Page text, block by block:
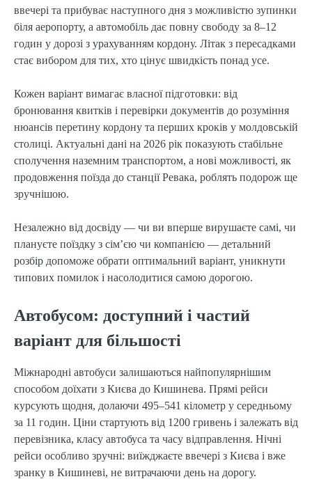
ввечері та прибуває наступного дня з можливістю зупинки
біля аеропорту, а автомобіль дає повну свободу за 8–12
годин у дорозі з урахуванням кордону. Літак з пересадками
стає вибором для тих, хто цінує швидкість понад усе.
Кожен варіант вимагає власної підготовки: від
бронювання квитків і перевірки документів до розуміння
нюансів перетину кордону та перших кроків у молдовській
столиці. Актуальні дані на 2026 рік показують стабільне
сполучення наземним транспортом, а нові можливості, як
продовження поїзда до станції Ревака, роблять подорож ще
зручнішою.
Незалежно від досвіду — чи ви вперше вирушаєте самі, чи
плануєте поїздку з сім’єю чи компанією — детальний
розбір допоможе обрати оптимальний варіант, уникнути
типових помилок і насолодитися самою дорогою.
Автобусом: доступний і частий
варіант для більшості
Міжнародні автобуси залишаються найпопулярнішим
способом доїхати з Києва до Кишинева. Прямі рейси
курсують щодня, долаючи 495–541 кілометр у середньому
за 11 годин. Ціни стартують від 1200 гривень і залежать від
перевізника, класу автобуса та часу відправлення. Нічні
рейси особливо зручні: виїжджаєте ввечері з Києва і вже
зранку в Кишиневі, не витрачаючи день на дорогу.